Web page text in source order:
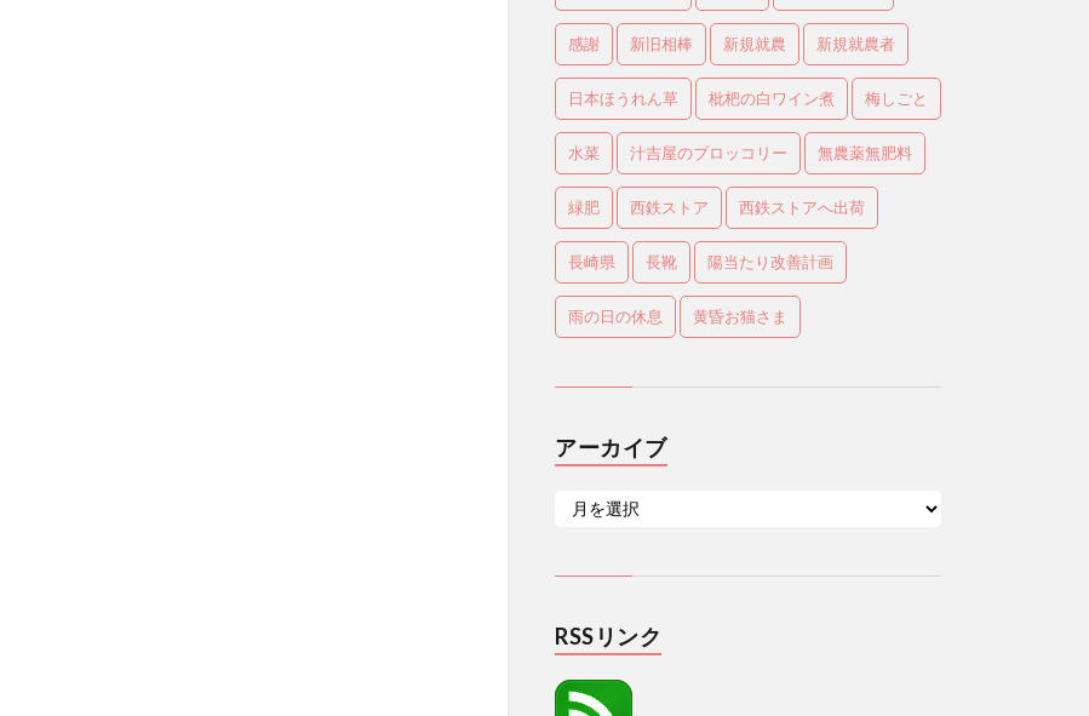
感謝 新旧相棒 新規就農 新規就農者
日本ほうれん草 枇杷の白ワイン煮 梅しごと
水菜 汁吉屋のブロッコリー 無農薬無肥料
緑肥 西鉄ストア 西鉄ストアへ出荷
長崎県 長靴 陽当たり改善計画
雨の日の休息 黄昏お猫さま
アーカイブ
RSSリンク